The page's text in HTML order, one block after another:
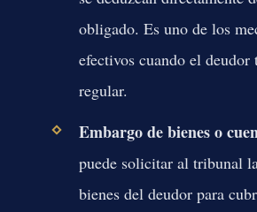
obligado. Es uno de los
efectivos cuando el deudor
regular.
Embargo de bienes o
puede solicitar al tribunal
bienes del deudor para